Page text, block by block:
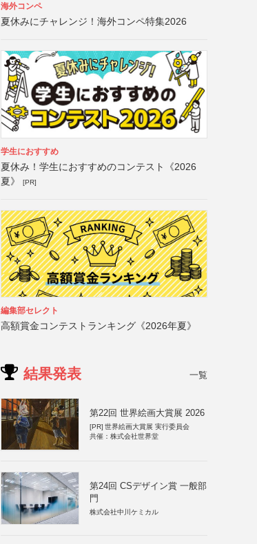
海外コンペ
夏休みにチャレンジ！海外コンペ特集2026
学生におすすめ
夏休み！学生におすすめのコンテスト《2026
夏》
[PR]
編集部セレクト
高額賞金コンテストランキング《2026年夏》
結果発表 一覧
第22回 世界絵画大賞展 2026
[PR] 世界絵画大賞展 実行委員会
共催：株式会社世界堂
第24回 CSデザイン賞 一般部
門
株式会社中川ケミカル